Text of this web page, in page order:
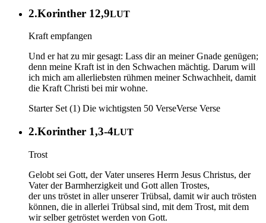
2.Korinther 12,9LUT
Kraft empfangen
Und er hat zu mir gesagt: Lass dir an meiner Gnade genügen;
denn meine Kraft ist in den Schwachen mächtig. Darum will
ich mich am allerliebsten rühmen meiner Schwachheit, damit
die Kraft Christi bei mir wohne.
Starter Set (1) Die wichtigsten 50 VerseVerse Verse
2.Korinther 1,3-4LUT
Trost
Gelobt sei Gott, der Vater unseres Herrn Jesus Christus, der
Vater der Barmherzigkeit und Gott allen Trostes,
der uns tröstet in aller unserer Trübsal, damit wir auch trösten
können, die in allerlei Trübsal sind, mit dem Trost, mit dem
wir selber getröstet werden von Gott.